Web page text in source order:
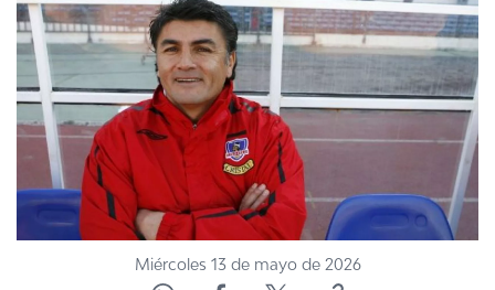
ACTUALIDAD Y TENDENCIAS
CORPORATIVO Y TRANSPARENCIA
CANAL DE DENUNCIAS
ÁREA DE PROYECTOS
Miércoles 13 de mayo de 2026